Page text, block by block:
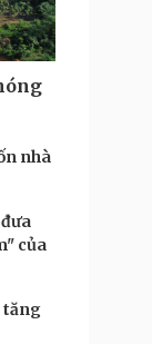
nhà
của
tăng